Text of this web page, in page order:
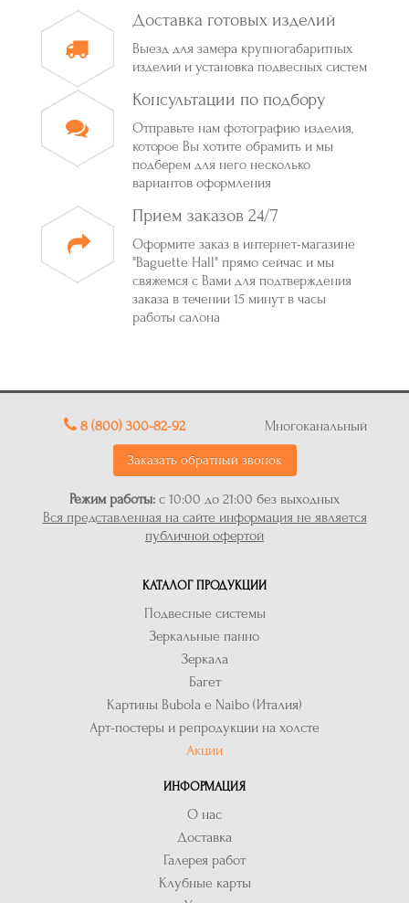
Доставка готовых изделий
Выезд для замера крупногабаритных
изделий и установка подвесных систем
Консультации по подбору
Отправьте нам фотографию изделия,
которое Вы хотите обрамить и мы
подберем для него несколько
вариантов оформления
Прием заказов 24/7
Оформите заказ в интернет-магазине
"Baguette Hall" прямо сейчас и мы
свяжемся с Вами для подтверждения
заказа в течении 15 минут в часы
работы салона
8 (800) 300-82-92 Многоканальный
Заказать обратный звонок
Режим работы: с 10:00 до 21:00 без выходных
Вся представленная на сайте информация не является
публичной офертой
КАТАЛОГ ПРОДУКЦИИ
Подвесные системы
Зеркальные панно
Зеркала
Багет
Картины Bubola e Naibo (Италия)
Арт-постеры и репродукции на холсте
Акции
ИНФОРМАЦИЯ
О нас
Доставка
Галерея работ
Клубные карты